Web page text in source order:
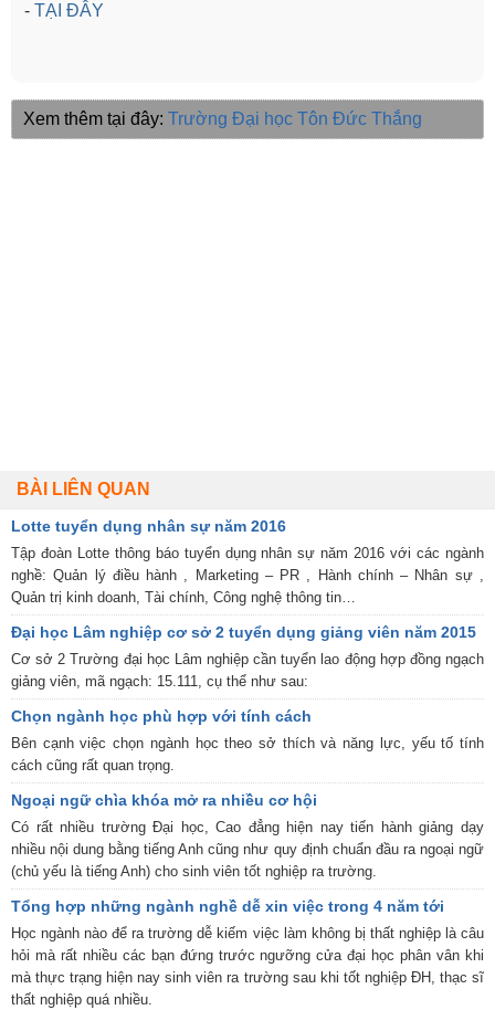
- TẠI ĐÂY
Xem thêm tại đây: Trường Đại học Tôn Đức Thắng
BÀI LIÊN QUAN
Lotte tuyển dụng nhân sự năm 2016
Tập đoàn Lotte thông báo tuyển dụng nhân sự năm 2016 với các ngành
nghề: Quản lý điều hành , Marketing – PR , Hành chính – Nhân sự ,
Quản trị kinh doanh, Tài chính, Công nghệ thông tin…
Đại học Lâm nghiệp cơ sở 2 tuyển dụng giảng viên năm 2015
Cơ sở 2 Trường đại học Lâm nghiệp cần tuyển lao động hợp đồng ngạch
giảng viên, mã ngạch: 15.111, cụ thể như sau:
Chọn ngành học phù hợp với tính cách
Bên cạnh việc chọn ngành học theo sở thích và năng lực, yếu tố tính
cách cũng rất quan trọng.
Ngoại ngữ chìa khóa mở ra nhiều cơ hội
Có rất nhiều trường Đại học, Cao đẳng hiện nay tiến hành giảng dạy
nhiều nội dung bằng tiếng Anh cũng như quy định chuẩn đầu ra ngoại ngữ
(chủ yếu là tiếng Anh) cho sinh viên tốt nghiệp ra trường.
Tổng hợp những ngành nghề dễ xin việc trong 4 năm tới
Học ngành nào để ra trường dễ kiếm việc làm không bị thất nghiệp là câu
hỏi mà rất nhiều các bạn đứng trước ngưỡng cửa đại học phân vân khi
mà thực trạng hiện nay sinh viên ra trường sau khi tốt nghiệp ĐH, thạc sĩ
thất nghiệp quá nhiều.